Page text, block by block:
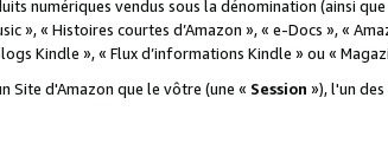
numériques vendus sous la dénomination (ainsi
», « Histoires courtes d’Amazon », « e-Docs », «
Kindle », « Flux d’informations Kindle » ou «
Site d'Amazon que le vôtre (une « Session »), l'un